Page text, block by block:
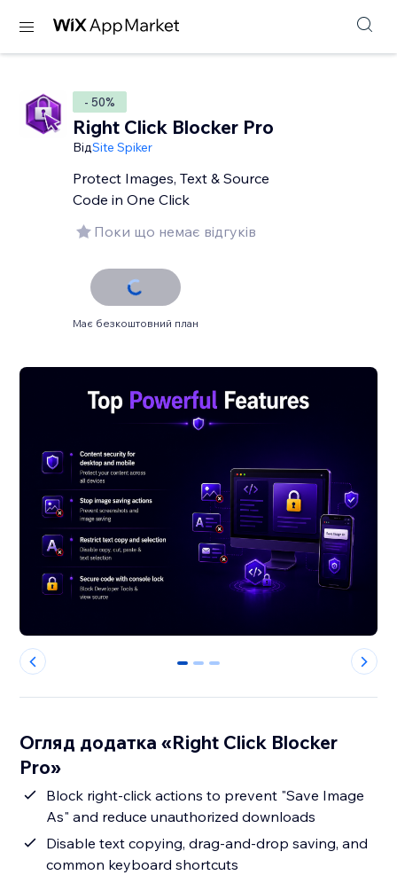
- 50%
Right Click Blocker Pro
ВідSite Spiker
Protect Images, Text & Source
Code in One Click
Поки що немає відгуків
Має безкоштовний план
0 1 2
Огляд додатка «Right Click Blocker
Pro»
Block right-click actions to prevent "Save Image
As" and reduce unauthorized downloads
Disable text copying, drag-and-drop saving, and
common keyboard shortcuts